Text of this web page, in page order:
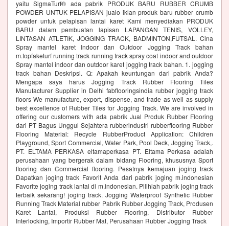
yaitu SigmaTurf® ada pabrik PRODUK BARU RUBBER CRUMB
POWDER UNTUK PELAPISAN jualo iklan produk baru rubber crumb
powder untuk pelapisan lantai karet Kami menyediakan PRODUK
BARU dalam pembuatan lapisan LAPANGAN TENIS, VOLLEY,
LINTASAN ATLETIK, JOGGING TRACK, BADMINTON,FUTSAL. Cina
Spray mantel karet Indoor dan Outdoor Jogging Track bahan
m.topfaketurf running track running track spray coat indoor and outdoor
Spray mantel indoor dan outdoor karet jogging track bahan. 1. jogging
track bahan Deskripsi. Q: Apakah keuntungan dari pabrik Anda?
Mengapa saya harus Jogging Track Rubber Flooring Tiles
Manufacturer Supplier in Delhi fabflooringsindia rubber jogging track
floors We manufacture, export, dispense, and trade as well as supply
best excellence of Rubber Tiles for Jogging Track. We are involved in
offering our customers with ada pabrik Jual Produk Rubber Flooring
dari PT Bagus Unggul Sejahtera rubberindustri rubberflooring Rubber
Flooring Material: Recycle RubberProduct Application: Children
Playground, Sport Commercial, Water Park, Pool Deck, Jogging Track,.
PT. ELTAMA PERKASA eltamaperkasa PT. Eltama Perkasa adalah
perusahaan yang bergerak dalam bidang Flooring, khususnya Sport
flooring dan Commercial flooring. Pesatnya kemajuan joging track
Dapatkan joging track Favorit Anda dari pabrik joging m.indonesian
Favorite joging track lantai di m.indonesian. Pilihlah pabrik joging track
terbaik sekarang! joging track. Jogging Waterproof Synthetic Rubber
Running Track Material rubber Pabrik Rubber Jogging Track, Produsen
Karet Lantai, Produksi Rubber Flooring, Distributor Rubber
Interlocking, Importir Rubber Mat, Perusahaan Rubber Jogging Track